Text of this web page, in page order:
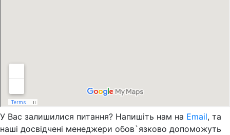
У Вас залишилися питання? Напишіть нам на Email, та
наші досвідчені менеджери обов`язково допоможуть